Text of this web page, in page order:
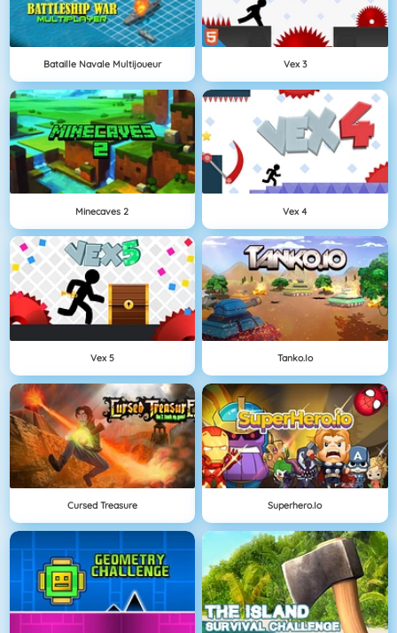
Bataille Navale Multijoueur Vex 3
Minecaves 2 Vex 4
Vex 5 Tanko.io
Cursed Treasure Superhero.io